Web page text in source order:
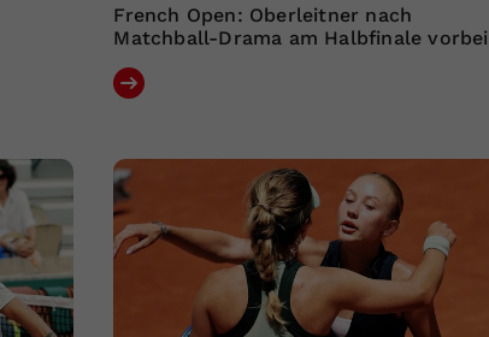
French Open: Oberleitner nach
Matchball-Drama am Halbfinale vorbei